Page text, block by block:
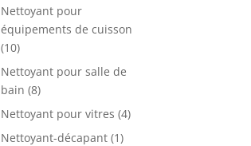
Nettoyant pour
équipements de cuisson
(10)
Nettoyant pour salle de
bain (8)
Nettoyant pour vitres (4)
Nettoyant-décapant (1)